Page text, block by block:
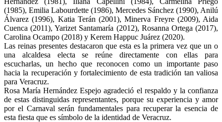
(1985), Emilia Labourdette (1986), Mercedes Sánchez (1990), Anilú
Álvarez (1996), Katia Terán (2001), Minerva Freyre (2009), Aida
Cuenca (2011), Yarizet Santamaría (2012), Rosanna Ortega (2017),
Carolina Ocampo (2018) y Kerem Happuc Juárez (2020).
Las reinas presentes destacaron que esta es la primera vez que un o
una alcaldesa electa se reúne directamente con ellas para
escucharlas, un hecho que reconocen como un importante paso
hacia la recuperación y fortalecimiento de esta tradición tan valiosa
para Veracruz.
Rosa María Hernández Espejo agradeció el respaldo y la confianza
de estas distinguidas representantes, porque su experiencia y amor
por el Carnaval serán fundamentales para recuperar la esencia de
esta fiesta que es símbolo de la identidad de Veracruz.